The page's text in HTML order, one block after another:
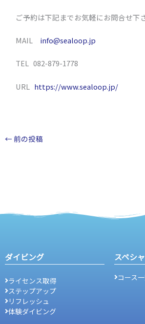
ご予約は下記までお気軽にお問合せ下
MAIL info@sealoop.jp
TEL 082-879-1778
URL https://www.sealoop.jp/
← 前の投稿
ダイビング
ライセンス取得
ステップアップ
リフレッシュ
体験ダイビング
スペシ
コース